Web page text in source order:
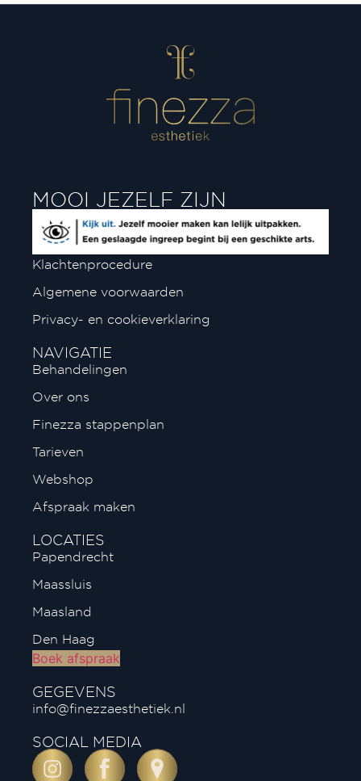
MOOI JEZELF ZIJN
Klachtenprocedure
Algemene voorwaarden
Privacy- en cookieverklaring
NAVIGATIE
Behandelingen
Over ons
Finezza stappenplan
Tarieven
Webshop
Afspraak maken
LOCATIES
Papendrecht
Maassluis
Maasland
Den Haag
Boek afspraak
GEGEVENS
info@finezzaesthetiek.nl
SOCIAL MEDIA